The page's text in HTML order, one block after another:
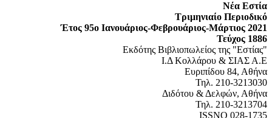
Νέα Εστία
Τριμηνιαίο Περιοδικό
Έτος 95ο Ιανουάριος-Φεβρουάριος-Μάρτιος 2021
Τεύχος 1886
Εκδότης Βιβλιοπωλείος της "Εστίας"
Ι.Δ Κολλάρου & ΣΙΑΣ Α.Ε
Ευριπίδου 84, Αθήνα
Τηλ. 210-3213030
Διδότου & Δελφών, Αθήνα
Τηλ. 210-3213704
ISSNQ 028-1735